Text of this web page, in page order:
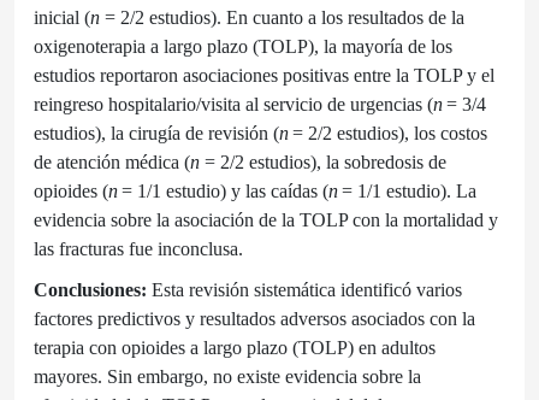
inicial (n = 2/2 estudios). En cuanto a los resultados de la
oxigenoterapia a largo plazo (TOLP), la mayoría de los
estudios reportaron asociaciones positivas entre la TOLP y el
reingreso hospitalario/visita al servicio de urgencias (n= 3/4
estudios), la cirugía de revisión (n= 2/2 estudios), los costos
de atención médica (n = 2/2 estudios), la sobredosis de
opioides (n= 1/1 estudio) y las caídas (n= 1/1 estudio). La
evidencia sobre la asociación de la TOLP con la mortalidad y
las fracturas fue inconclusa.
Conclusiones: Esta revisión sistemática identificó varios
factores predictivos y resultados adversos asociados con la
terapia con opioides a largo plazo (TOLP) en adultos
mayores. Sin embargo, no existe evidencia sobre la